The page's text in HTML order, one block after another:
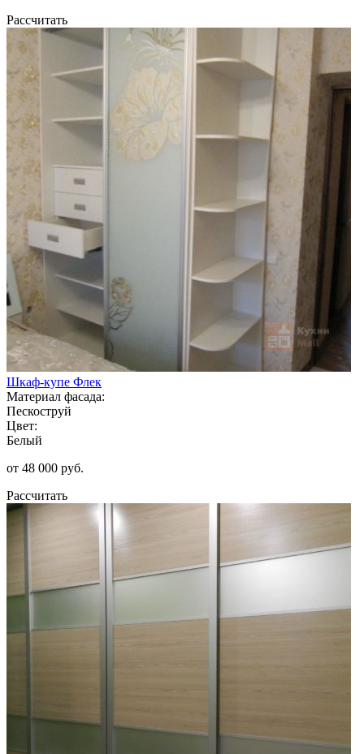
Рассчитать
Шкаф-купе Флек
Материал фасада:
Пескоструй
Цвет:
Белый
от 48 000 руб.
Рассчитать